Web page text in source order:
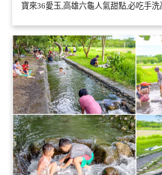
寶來36愛玉,高雄六龜人氣甜點,必吃手